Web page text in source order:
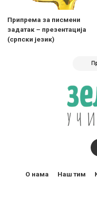
Припрема за писмени
задатак – презентација
(српски језик)
О нама Наш тим